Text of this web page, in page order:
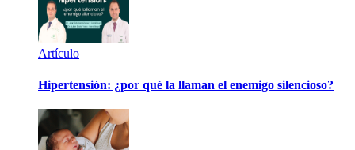
Artículo
Hipertensión: ¿por qué la llaman el enemigo silencioso?